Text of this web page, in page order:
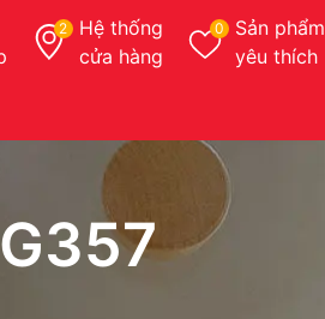
2
Hệ thống
cửa hàng
0
Sản phẩm
yêu thích